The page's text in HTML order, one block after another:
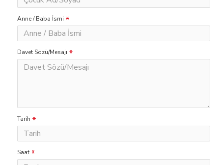
Anne / Baba İsmi
Davet Sözü/Mesajı
Tarih
Saat